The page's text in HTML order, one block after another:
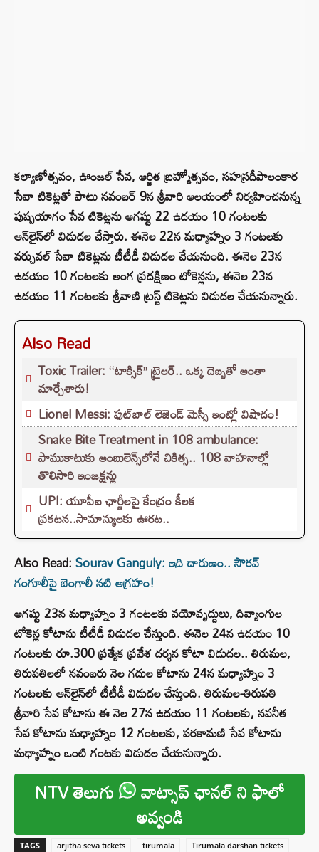
కల్యాణోత్సవం, ఊంజల్‌ సేవ, ఆర్జిత బ్రహ్మోత్సవం, సహస్రదీపాలంకార
సేవా టికెట్లతో పాటు నవంబర్‌ 9న శ్రీవారి ఆలయంలో నిర్వహించనున్న
పుష్పయాగం సేవ టికెట్లను ఆగష్టు 22 ఉదయం 10 గంటలకు
ఆన్‌లైన్‌లో విడుదల చేస్తారు. ఈనెల 22న మధ్యాహ్నం 3 గంటలకు
వర్చువల్ సేవా టికెట్లను టీటీడీ విడుదల చేయనుంది. ఈనెల 23న
ఉదయం 10 గంటలకు అంగ ప్రదక్షిణం టోకెన్లను, ఈనెల 23న
ఉదయం 11 గంటలకు శ్రీవాణి ట్రస్ట్ టికెట్లను విడుదల చేయనున్నారు.
Also Read
Toxic Trailer: ‘‘టాక్సిక్’’ ట్రైలర్.. ఒక్క దెబ్బతో అంతా
మార్చేశారు!
Lionel Messi: ఫుట్‌బాల్ లెజెండ్ మెస్సీ ఇంట్లో విషాదం!
Snake Bite Treatment in 108 ambulance:
పాముకాటుకు అంబులెన్స్‌లోనే చికిత్స.. 108 వాహనాల్లో
తొలిసారి ఇంజక్షన్లు
UPI: యూపీఐ ఛార్జీలపై కేంద్రం కీలక
ప్రకటన..సామాన్యులకు ఊరట..
Also Read:Sourav Ganguly: ఇది దారుణం.. సౌరవ్
గంగూలీపై బెంగాలీ నటి ఆగ్రహం!
ఆగష్టు 23న మధ్యాహ్నం 3 గంటలకు వయోవృద్దులు, దివ్యాంగుల
టోకెన్ల కోటాను టీటీడీ విడుదల చేస్తుంది. ఈనెల 24న ఉదయం 10
గంటలకు రూ.300 ప్రత్యేక ప్రవేశ దర్శన కోటా విడుదల.. తిరుమల,
తిరుపతిల‌లో నవంబరు నెల గదుల కోటాను 24న మధ్యాహ్నం 3
గంటలకు ఆన్‌లైన్‌లో టీటీడీ విడుదల చేస్తుంది. తిరుమల-తిరుపతి
శ్రీవారి సేవ కోటాను ఈ నెల 27న ఉదయం 11 గంటలకు, నవనీత
సేవ కోటాను మధ్యాహ్నం 12 గంటలకు, పరకామణి సేవ కోటాను
మధ్యాహ్నం ఒంటి గంటకు విడుదల చేయనున్నారు.
NTV తెలుగు వాట్సాప్ ఛానల్ ని ఫాలో
అవ్వండి
TAGS arjitha seva tickets tirumala
Tirumala darshan tickets